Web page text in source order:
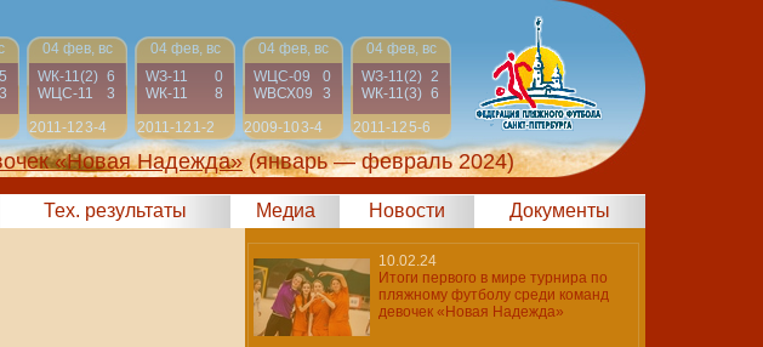
5
3
04 фев, вс
WК-11(2) 6
WЦС-11
3
2011-123-4
04 фев, вс
WЗ-11
0
WК-11
8
2011-12 1-2
04 фев, вс
WЦС-09
0
WВСХ09
3
2009-103-4
04 фев, вс
WЗ-11(2) 2
WК-11(3) 6
2011-125-6
«Новая Надежда» (январь — февраль 2024)
Тех. результаты Медиа Новости Документы
10.02.24
Итоги первого в мире турнира по
пляжному футболу среди команд
девочек «Новая Надежда»